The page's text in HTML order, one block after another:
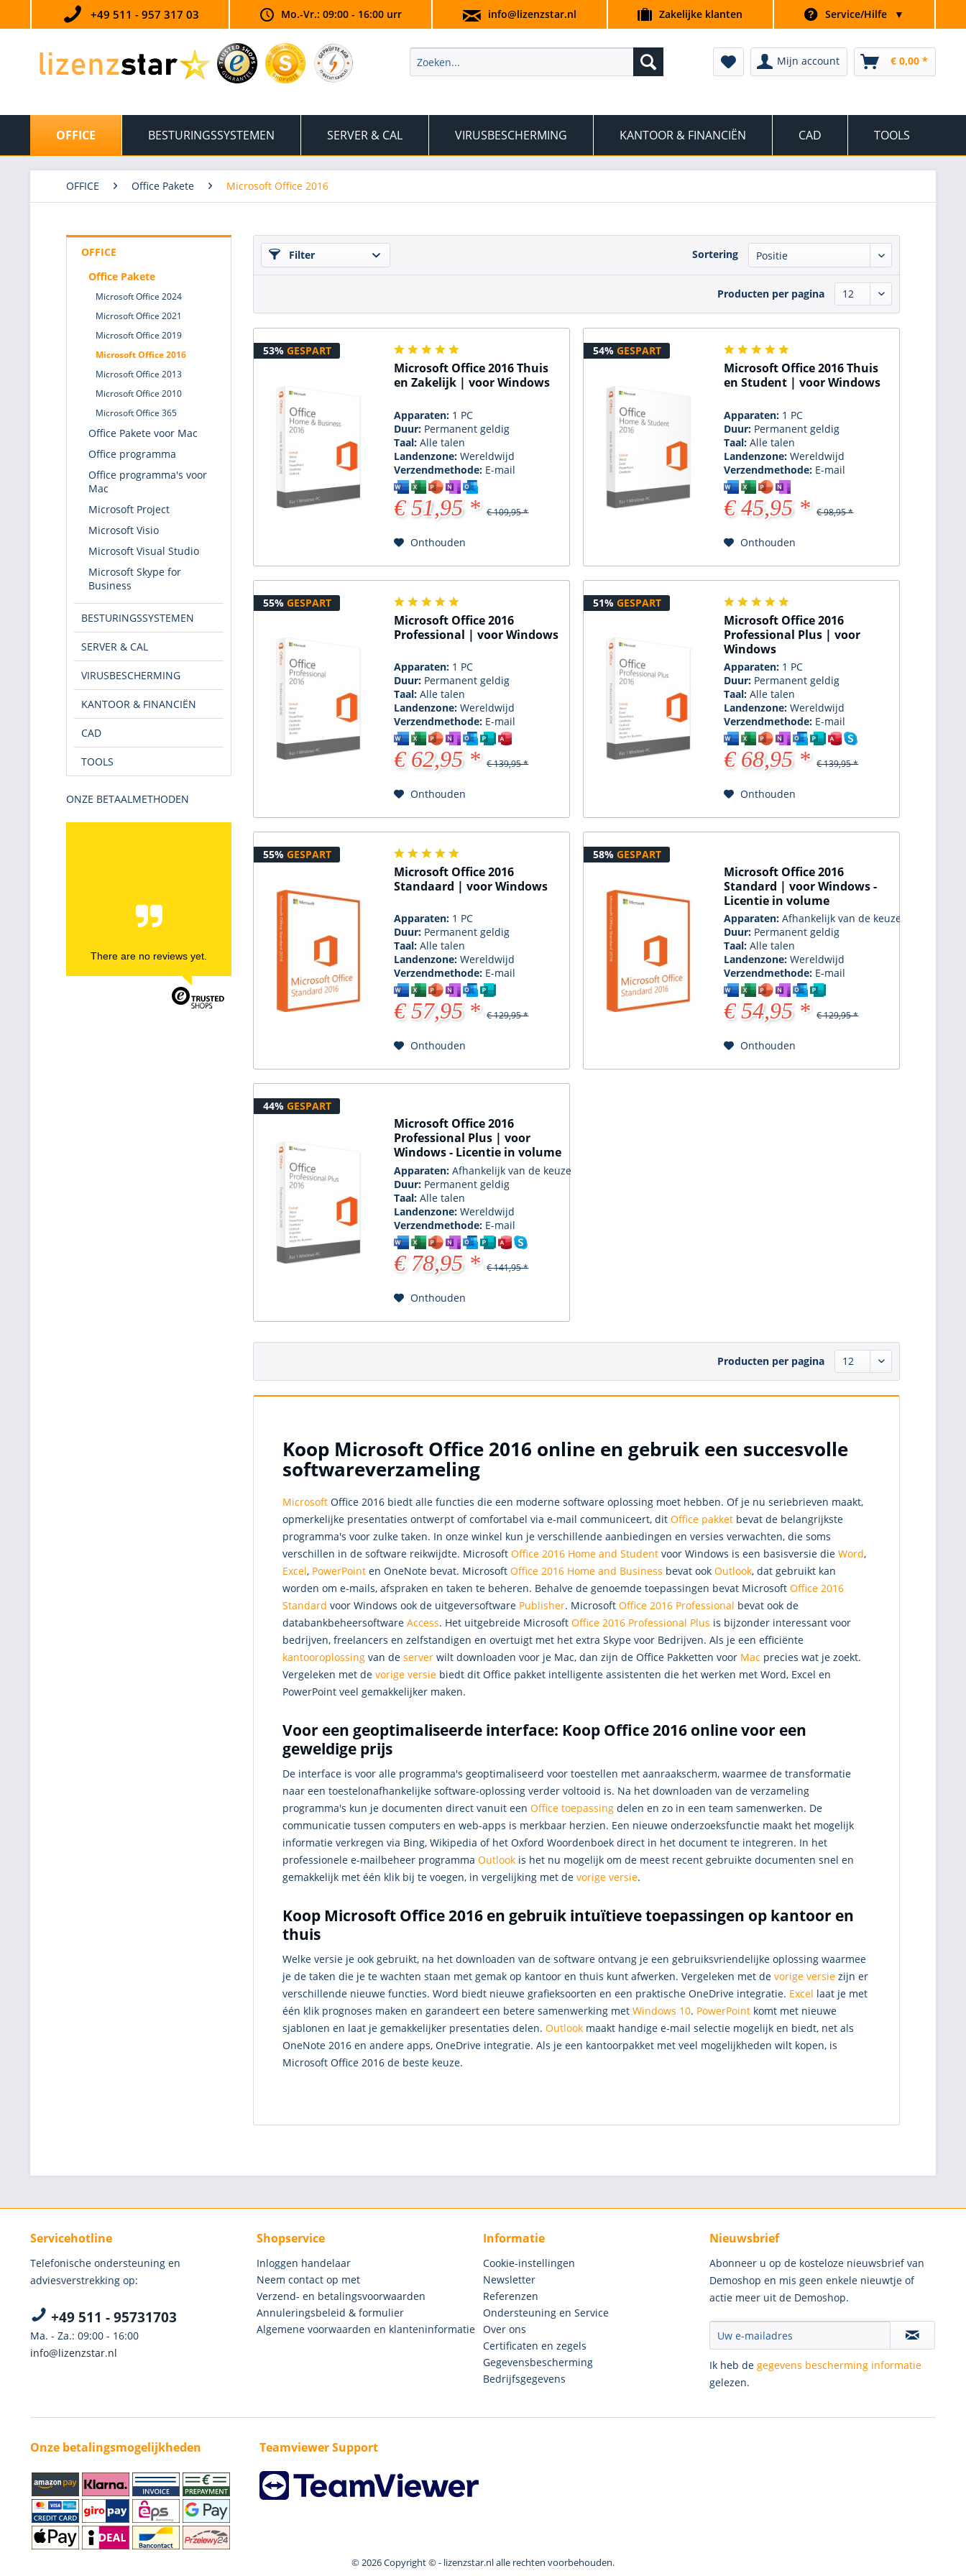
+49 511 - 957 317 03 Mo.-Vr.: 09:00 - 16:00 urr info@lizenzstar.nl Zakelijke klanten Service/Hilfe ▼
Mijn account € 0,00 *
OFFICE BESTURINGSSYSTEMEN SERVER & CAL VIRUSBESCHERMING KANTOOR & FINANCIËN CAD TOOLS
OFFICE Office Pakete Microsoft Office 2016
OFFICE
Office Pakete
Microsoft Office 2024
Microsoft Office 2021
Microsoft Office 2019
Microsoft Office 2016
Microsoft Office 2013
Microsoft Office 2010
Microsoft Office 365
Office Pakete voor Mac
Office programma
Office programma's voor
Mac
Microsoft Project
Microsoft Visio
Microsoft Visual Studio
Microsoft Skype for
Business
BESTURINGSSYSTEMEN
SERVER & CAL
VIRUSBESCHERMING
KANTOOR & FINANCIËN
CAD
TOOLS
ONZE BETAALMETHODEN
There are no reviews yet.
Filter Sortering
Producten per pagina
53% GESPART
Microsoft Office 2016 Thuis
en Zakelijk | voor Windows
Apparaten: 1 PC
Duur: Permanent geldig
Taal:Alle talen
Landenzone:Wereldwijd
Verzendmethode: E-mail
€ 51,95 * € 109,95 *
Onthouden
54% GESPART
Microsoft Office 2016 Thuis
en Student | voor Windows
Apparaten: 1 PC
Duur: Permanent geldig
Taal:Alle talen
Landenzone:Wereldwijd
Verzendmethode: E-mail
€ 45,95 * € 98,95 *
Onthouden
55% GESPART
Microsoft Office 2016
Professional | voor Windows
Apparaten: 1 PC
Duur: Permanent geldig
Taal:Alle talen
Landenzone:Wereldwijd
Verzendmethode: E-mail
€ 62,95 * € 139,95 *
Onthouden
51% GESPART
Microsoft Office 2016
Professional Plus | voor
Windows
Apparaten: 1 PC
Duur: Permanent geldig
Taal:Alle talen
Landenzone:Wereldwijd
Verzendmethode: E-mail
€ 68,95 * € 139,95 *
Onthouden
55% GESPART
Microsoft Office 2016
Standaard | voor Windows
Apparaten: 1 PC
Duur: Permanent geldig
Taal:Alle talen
Landenzone:Wereldwijd
Verzendmethode: E-mail
€ 57,95 * € 129,95 *
Onthouden
58% GESPART
Microsoft Office 2016
Standard | voor Windows -
Licentie in volume
Apparaten:Afhankelijk van de keuze
Duur: Permanent geldig
Taal:Alle talen
Landenzone:Wereldwijd
Verzendmethode: E-mail
€ 54,95 * € 129,95 *
Onthouden
44% GESPART
Microsoft Office 2016
Professional Plus | voor
Windows - Licentie in volume
Apparaten:Afhankelijk van de keuze
Duur: Permanent geldig
Taal:Alle talen
Landenzone:Wereldwijd
Verzendmethode: E-mail
€ 78,95 * € 141,95 *
Onthouden
Producten per pagina
Koop Microsoft Office 2016 online en gebruik een succesvolle
softwareverzameling
Microsoft Office 2016 biedt alle functies die een moderne software oplossing moet hebben. Of je nu seriebrieven maakt,
opmerkelijke presentaties ontwerpt of comfortabel via e-mail communiceert, dit Office pakket bevat de belangrijkste
programma's voor zulke taken. In onze winkel kun je verschillende aanbiedingen en versies verwachten, die soms
verschillen in de software reikwijdte. Microsoft Office 2016 Home and Student voor Windows is een basisversie die Word,
Excel, PowerPoint en OneNote bevat. Microsoft Office 2016 Home and Business bevat ook Outlook, dat gebruikt kan
worden om e-mails, afspraken en taken te beheren. Behalve de genoemde toepassingen bevat Microsoft Office 2016
Standard voor Windows ook de uitgeversoftware Publisher. Microsoft Office 2016 Professional bevat ook de
databankbeheersoftware Access. Het uitgebreide Microsoft Office 2016 Professional Plus is bijzonder interessant voor
bedrijven, freelancers en zelfstandigen en overtuigt met het extra Skype voor Bedrijven. Als je een efficiënte
kantooroplossing van de server wilt downloaden voor je Mac, dan zijn de Office Pakketten voor Mac precies wat je zoekt.
Vergeleken met de vorige versie biedt dit Office pakket intelligente assistenten die het werken met Word, Excel en
PowerPoint veel gemakkelijker maken.
Voor een geoptimaliseerde interface: Koop Office 2016 online voor een
geweldige prijs
De interface is voor alle programma's geoptimaliseerd voor toestellen met aanraakscherm, waarmee de transformatie
naar een toestelonafhankelijke software-oplossing verder voltooid is. Na het downloaden van de verzameling
programma's kun je documenten direct vanuit een Office toepassing delen en zo in een team samenwerken. De
communicatie tussen computers en web-apps is merkbaar herzien. Een nieuwe onderzoeksfunctie maakt het mogelijk
informatie verkregen via Bing, Wikipedia of het Oxford Woordenboek direct in het document te integreren. In het
professionele e-mailbeheer programma Outlook is het nu mogelijk om de meest recent gebruikte documenten snel en
gemakkelijk met één klik bij te voegen, in vergelijking met de vorige versie.
Koop Microsoft Office 2016 en gebruik intuïtieve toepassingen op kantoor en
thuis
Welke versie je ook gebruikt, na het downloaden van de software ontvang je een gebruiksvriendelijke oplossing waarmee
je de taken die je te wachten staan met gemak op kantoor en thuis kunt afwerken. Vergeleken met de vorige versie zijn er
verschillende nieuwe functies. Word biedt nieuwe grafieksoorten en een praktische OneDrive integratie. Excel laat je met
één klik prognoses maken en garandeert een betere samenwerking met Windows 10. PowerPoint komt met nieuwe
sjablonen en laat je gemakkelijker presentaties delen. Outlook maakt handige e-mail selectie mogelijk en biedt, net als
OneNote 2016 en andere apps, OneDrive integratie. Als je een kantoorpakket met veel mogelijkheden wilt kopen, is
Microsoft Office 2016 de beste keuze.
Servicehotline
Telefonische ondersteuning en
adviesverstrekking op:
+49 511 - 95731703
Ma. - Za.: 09:00 - 16:00
info@lizenzstar.nl
Shopservice
Inloggen handelaar
Neem contact op met
Verzend- en betalingsvoorwaarden
Annuleringsbeleid & formulier
Algemene voorwaarden en klanteninformatie
Informatie
Cookie-instellingen
Newsletter
Referenzen
Ondersteuning en Service
Over ons
Certificaten en zegels
Gegevensbescherming
Bedrijfsgegevens
Nieuwsbrief
Abonneer u op de kosteloze nieuwsbrief van
Demoshop en mis geen enkele nieuwtje of
actie meer uit de Demoshop.
Ik heb de gegevens bescherming informatie
gelezen.
Onze betalingsmogelijkheden Teamviewer Support
© 2026 Copyright © - lizenzstar.nl alle rechten voorbehouden.